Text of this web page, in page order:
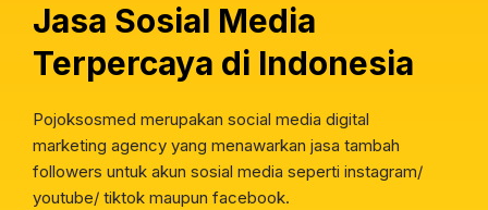
Jasa Sosial Media
Terpercaya di Indonesia
Pojoksosmed merupakan social media digital
marketing agency yang menawarkan jasa tambah
followers untuk akun sosial media seperti instagram/
youtube/ tiktok maupun facebook.